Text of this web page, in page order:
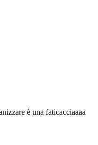
è una faticacciaaaa